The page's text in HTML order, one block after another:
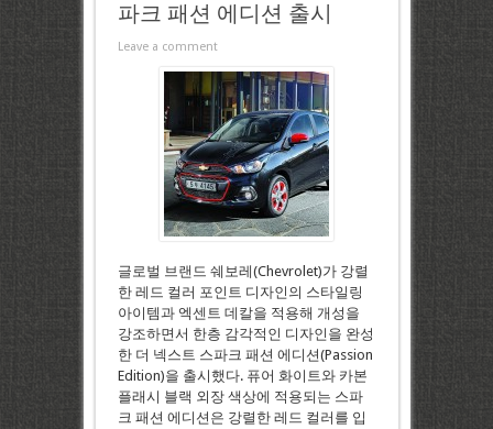
파크 패션 에디션 출시
Leave a comment
글로벌 브랜드 쉐보레(Chevrolet)가 강렬
한 레드 컬러 포인트 디자인의 스타일링
아이템과 엑센트 데칼을 적용해 개성을
강조하면서 한층 감각적인 디자인을 완성
한 더 넥스트 스파크 패션 에디션(Passion
Edition)을 출시했다. 퓨어 화이트와 카본
플래시 블랙 외장 색상에 적용되는 스파
크 패션 에디션은 강렬한 레드 컬러를 입